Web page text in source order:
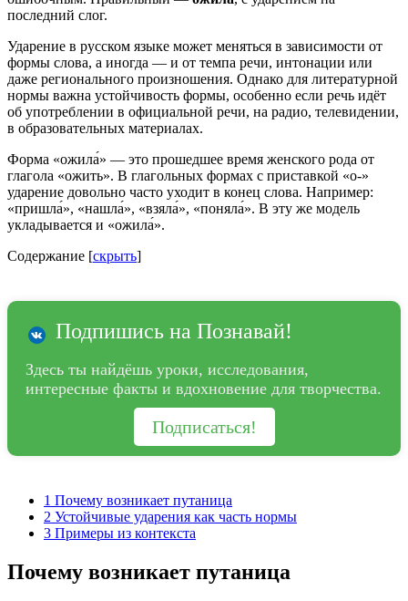
последний слог.
Ударение в русском языке может меняться в зависимости от
формы слова, а иногда — и от темпа речи, интонации или
даже регионального произношения. Однако для литературной
нормы важна устойчивость формы, особенно если речь идёт
об употреблении в официальной речи, на радио, телевидении,
в образовательных материалах.
Форма «ожила́» — это прошедшее время женского рода от
глагола «ожить». В глагольных формах с приставкой «о-»
ударение довольно часто уходит в конец слова. Например:
«пришла́», «нашла́», «взяла́», «поняла́». В эту же модель
укладывается и «ожила́».
Содержание [скрыть]
Подпишись на Познавай!
Здесь ты найдёшь уроки, исследования,
интересные факты и вдохновение для творчества.
Подписаться!
1 Почему возникает путаница
2 Устойчивые ударения как часть нормы
3 Примеры из контекста
Почему возникает путаница